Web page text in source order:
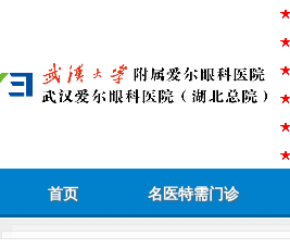
首页 名医特需门诊